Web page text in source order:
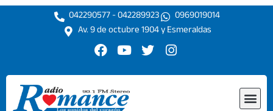
Ir
042290577 - 042289923
0969019014
Av. 9 de octubre 1904 y Esmeraldas
F
c
e
b
Y
u
t
u
T
i
I
s